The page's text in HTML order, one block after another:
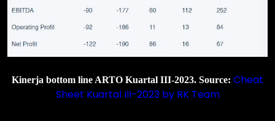
Kinerja bottom line ARTO Kuartal III-2023. Source: Cheat
Sheet Kuartal III-2023 by RK Team